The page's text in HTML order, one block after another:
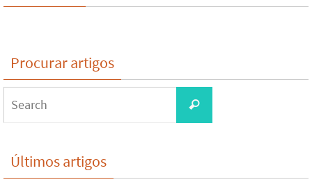
Procurar artigos
Search
Últimos artigos